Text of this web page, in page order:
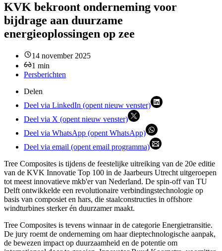
KVK bekroont onderneming voor
bijdrage aan duurzame
energieoplossingen op zee
14 november 2025
1 min
Persberichten
Delen
Deel via LinkedIn (opent nieuw venster)
Deel via X (opent nieuw venster)
Deel via WhatsApp (opent WhatsApp)
Deel via email (opent email programma)
Tree Composites is tijdens de feestelijke uitreiking van de 20e editie
van de KVK Innovatie Top 100 in de Jaarbeurs Utrecht uitgeroepen
tot meest innovatieve mkb'er van Nederland. De spin-off van TU
Delft ontwikkelde een revolutionaire verbindingstechnologie op
basis van composiet en hars, die staalconstructies in offshore
windturbines sterker én duurzamer maakt.
Tree Composites is tevens winnaar in de categorie Energietransitie.
De jury roemt de onderneming om haar dieptechnologische aanpak,
de bewezen impact op duurzaamheid en de potentie om